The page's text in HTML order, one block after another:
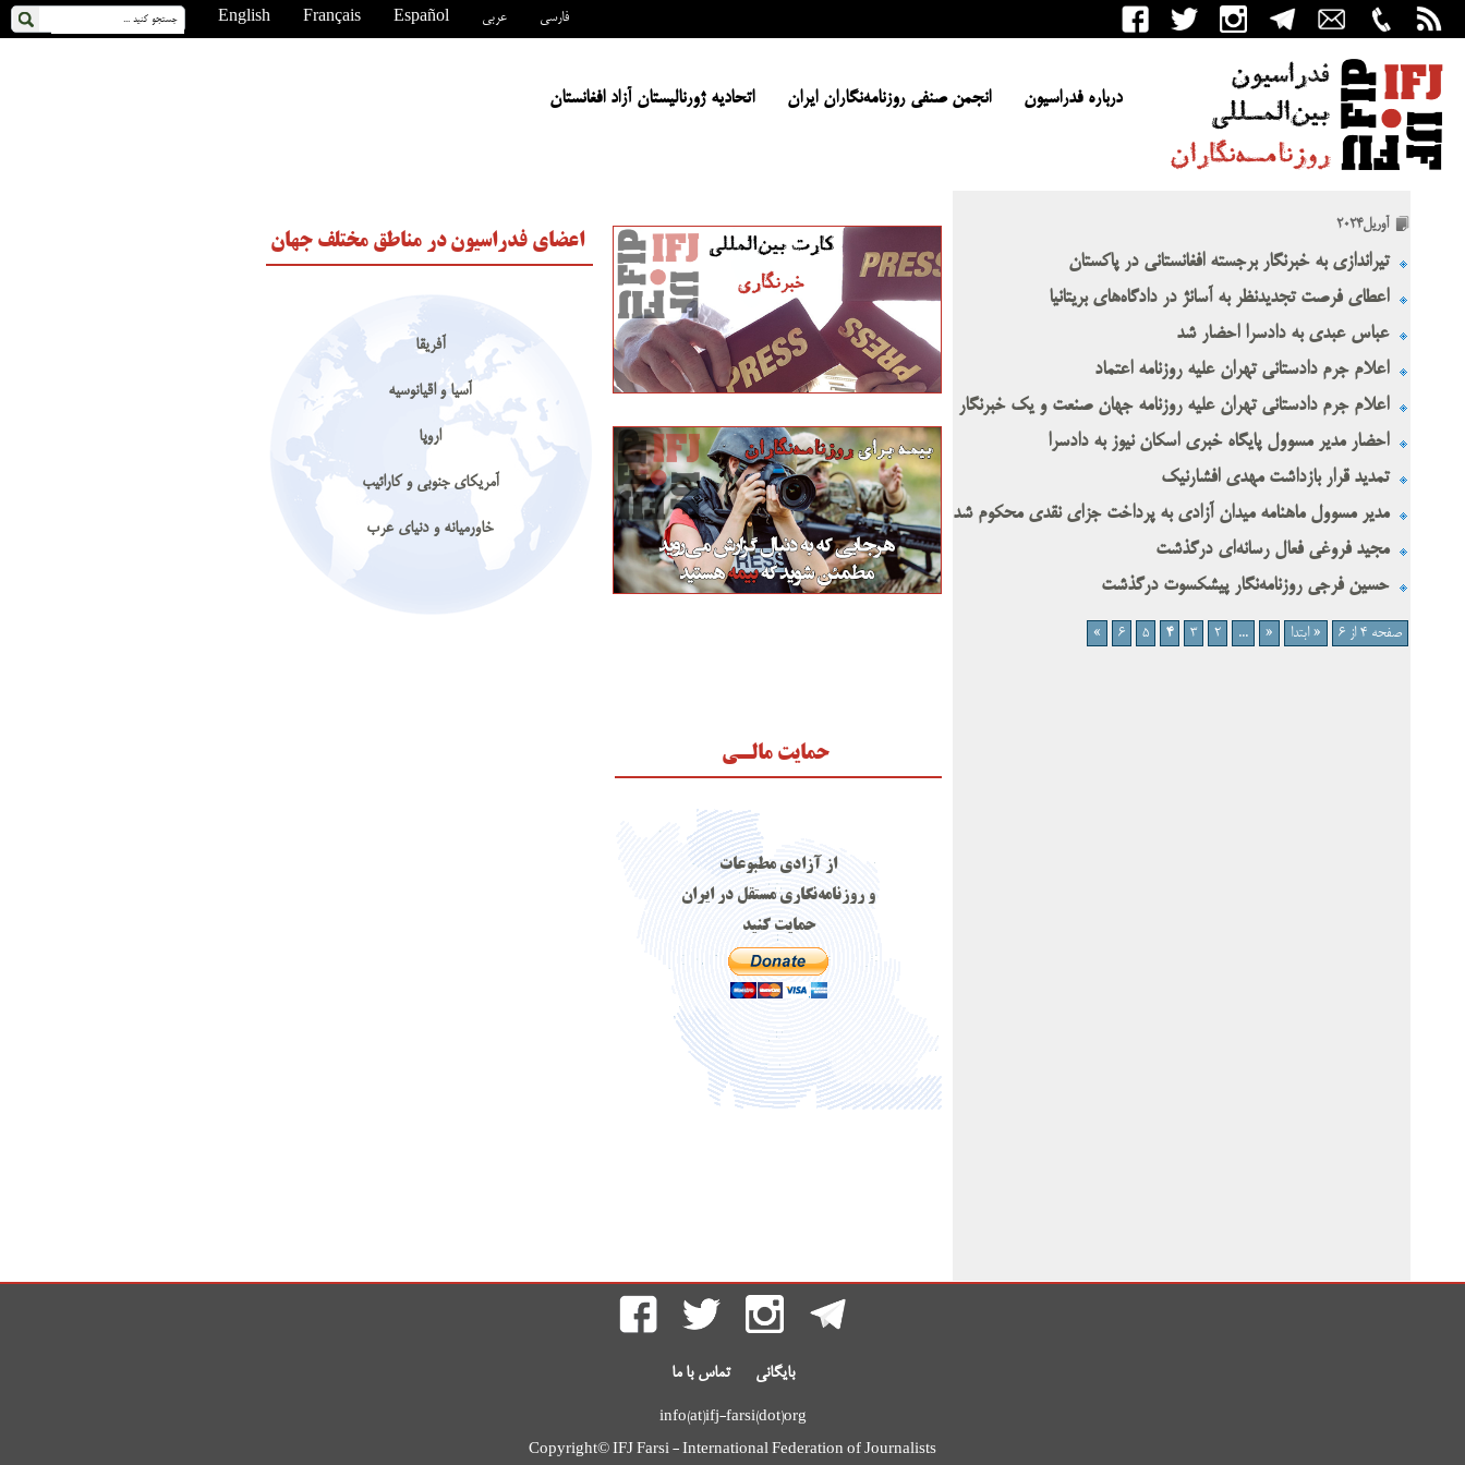
English Français Español عربی فارسی
درباره فدراسیون انجمن صنفی روزنامه‌نگاران ایران اتحادیه ژورنالیستان آزاد افغانستان
آوریل2024
تیراندازی به خبرنگار برجسته افغانستانی در پاکستان
اعطای فرصت تجدیدنظر به آسانژ در دادگاه‌های بریتانیا
عباس عبدی به دادسرا احضار شد
اعلام جرم دادستانی تهران علیه روزنامه اعتماد
اعلام جرم دادستانی تهران علیه روزنامه جهان صنعت و یک خبرنگار
احضار مدیر مسوول پایگاه خبری اسکان نیوز به دادسرا
تمدید قرار بازداشت مهدی افشارنیک
مدیر مسوول ماهنامه میدان آزادی به پرداخت جزای نقدی محکوم شد
مجید فروغی فعال رسانه‌ای درگذشت
حسین فرجی روزنامه‌نگار پیشکسوت درگذشت
صفحه 4 از 6 « ابتدا «
...
2
3
4
5
6
»
اعضای فدراسیون در مناطق مختلف جهان
آفریقا
آسیا و اقیانوسیه
اروپا
آمریکای جنوبی و کارائیب
خاورمیانه و دنیای عرب
حمایت مالـی
از آزادی مطبوعات
و روزنامه‌نگاری مستقل در ایران
حمایت کنید
بایگانی تماس با ما
info(at)ifj-farsi(dot)org
Copyright© IFJ Farsi - International Federation of Journalists